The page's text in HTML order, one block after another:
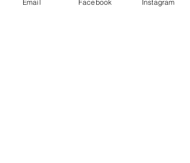
Email Facebook Instagram